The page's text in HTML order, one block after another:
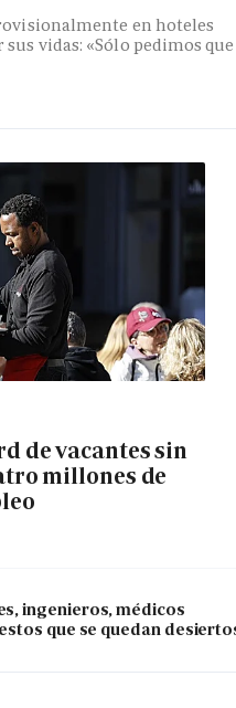
en hoteles
vidas: «Sólo pedimos que
de vacantes sin
millones de
ingenieros, médicos
que se quedan